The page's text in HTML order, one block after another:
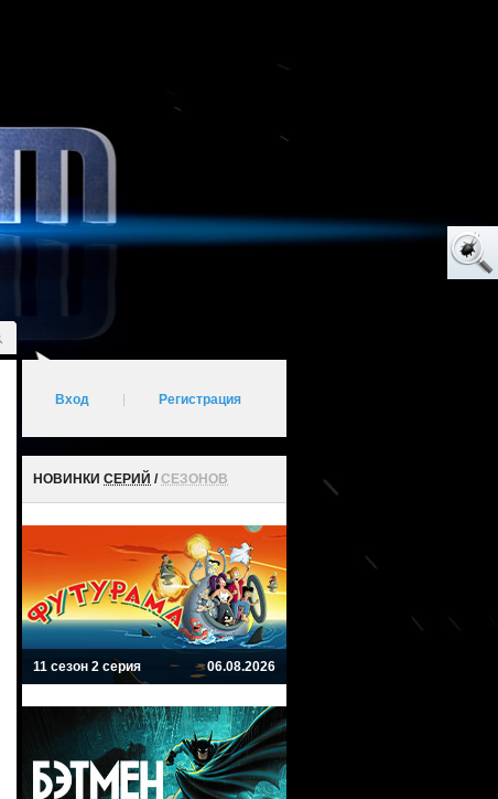
Вход Регистрация
НОВИНКИ СЕРИЙ /СЕЗОНОВ
11 сезон 2 серия 06.08.2026